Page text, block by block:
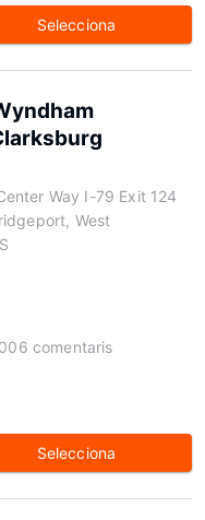
Selecciona
Way I-79 Exit 124
West
comentaris
Selecciona